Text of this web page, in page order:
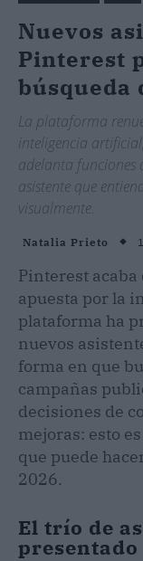
Nuevos
Pinterest
búsqueda
La plataforma
inteligencia
adelanta funciones
asistente que
visualmente.
Natalia Prieto
Pinterest
apuesta por la
plataforma ha
nuevos
forma en que
campañas
decisiones de
mejoras: esto
que puede
2026.
El trío de